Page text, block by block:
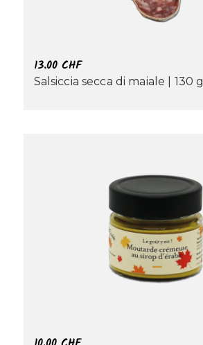
13.00 CHF
Salsiccia secca di maiale | 130 g